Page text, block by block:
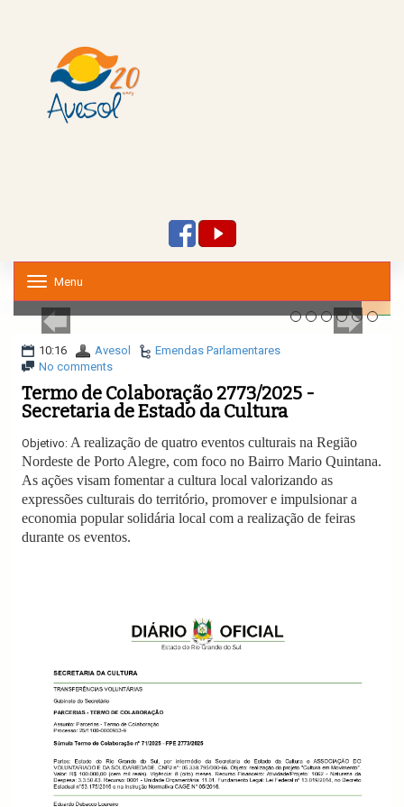
o
g
l
a
v
g
a
t
o
n
Menu
10:16 Avesol
Emendas Parlamentares
No comments
Termo de Colaboração 2773/2025 -
Secretaria de Estado da Cultura
Objetivo: A realização de quatro eventos culturais na Região
Nordeste de Porto Alegre, com foco no Bairro Mario Quintana.
As ações visam fomentar a cultura local valorizando as
expressões culturais do território, promover e impulsionar a
economia popular solidária local com a realização de feiras
durante os eventos.